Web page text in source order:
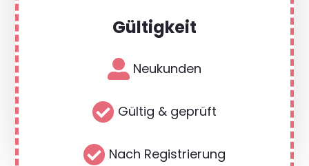
Gültigkeit
 Neukunden
 Gültig & geprüft
 Nach Registrierung